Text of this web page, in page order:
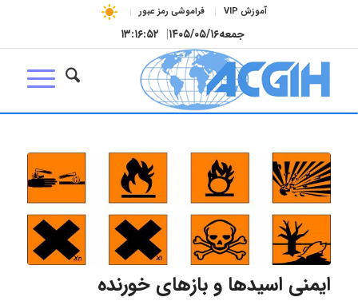
آموزش VIP فراموشی رمز عبور
جمعه۱۴۰۵/۰۵/۱۶| ۱۳:۱۶:۵۲
ایمنی اسیدها و بازهای خورنده